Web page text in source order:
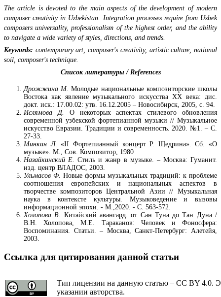
The article is devoted to the main aspects of the development of modern
composer creativity in Uzbekistan. Integration processes require from Uzbek
composers universality, professionalism of the highest order, and the ability
to navigate a wide variety of styles, directions, and trends.
Keywords: contemporary art, composer's creativity, artistic culture, national
soil, composer's technique.
Список литературы / References
Дрожжина М. Молодые национальные композиторские школы
Востока как явление музыкального искусства XX века: дис.
докт. иск.: 17.00.02: утв. 16.12.2005 – Новосибирск, 2005, с. 94.
Ислямова Д.
О некоторых аспектах стилевого обновления
современной узбекской фортепианной музыки // Музыкальное
искусство Евразии. Традиции и современность. 2020. №1. – С.
27-33.
Минкин Л. «II Фортепианный концерт Р. Щедрина». Сб. «О
музыке». М., Сов. Композитор, 1980
Назайкинский Е.
Стиль и жанр в музыке. – Москва: Гуманит.
изд. центр ВЛАДОС, 2003.
Ульмасов Ф. Новые формы музыкальных традиций: к проблеме
соотношения европейских и национальных аспектов в
творчестве композиторов Центральной Азии // Музыкальная
наука в контексте культуры. Музыковедение и вызовы
информационной эпохи. - М.,2020. - С. 563-572.
Холопова В.
Китайский авангард: от Сан Туна до Тан Дуна /
В.Н. Холопова, М.Е. Тараканов: Человек и Фоносфера:
Воспоминания. Статьи. – Москва, Санкт-Петербург: Алетейя,
2003.
Ссылка для цитирования данной статьи
Тип лицензии на данную статью – CC BY 4.0.
указании авторства.